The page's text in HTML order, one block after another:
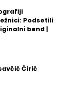
Podsetili
bend |
Ćirić